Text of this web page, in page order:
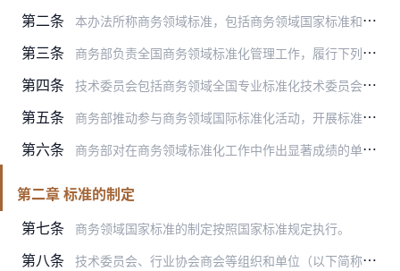
第二条 本办法所称商务领域标准，包括商务领域国家标准和商务领域行业标准。
第三条 商务部负责全国商务领域标准化管理工作，履行下列职责：
第四条 技术委员会包括商务领域全国专业标准化技术委员会和商务领域行业标准化技术委员会（工作组），履行下列职责：
第五条 商务部推动参与商务领域国际标准化活动，开展标准化对外合作与交流，推动中国标准走出去，结合国情采用国际标准，推动商务领域标准与国外标准之间的认可、采用，组织开展商…
第六条 商务部对在商务领域标准化工作中作出显著成绩的单位和个人，按照国家有关规定给予表彰和奖励。
第二章 标准的制定
第七条
商务领域国家标准的制定按照国家标准规定执行。
第八条 技术委员会、行业协会商会等组织和单位（以下简称申请单位）可以向商务部提出商务领域行业标准立项申请。